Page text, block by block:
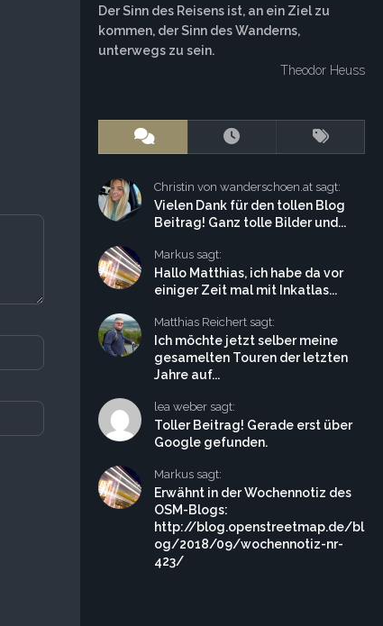
Der Sinn des Reisens ist, an ein Ziel zu
kommen, der Sinn des Wanderns,
unterwegs zu sein.
Theodor Heuss
Christin von wanderschoen.at sagt:
Vielen Dank für den tollen Blog
Beitrag! Ganz tolle Bilder und...
Markus sagt:
Hallo Matthias, ich habe da vor
einiger Zeit mal mit Inkatlas...
Matthias Reichert sagt:
Ich möchte jetzt selber meine
gesamelten Touren der letzten
Jahre auf...
lea weber sagt:
Toller Beitrag! Gerade erst über
Google gefunden.
Markus sagt:
Erwähnt in der Wochennotiz des
OSM-Blogs:
http://blog.openstreetmap.de/bl
og/2018/09/wochennotiz-nr-
423/